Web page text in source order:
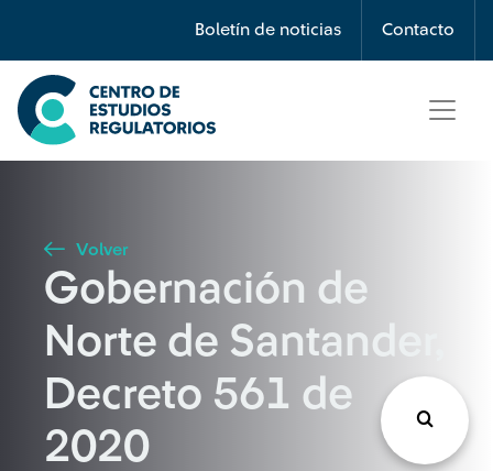
Boletín de noticias Contacto
Búsqueda
Seleccione país
Buscar
Volver
Gobernación de
Norte de Santander,
Decreto 561 de
2020